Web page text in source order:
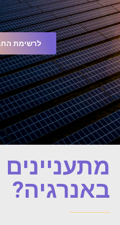
לרשימת
מתעניינים
באנרגיה?